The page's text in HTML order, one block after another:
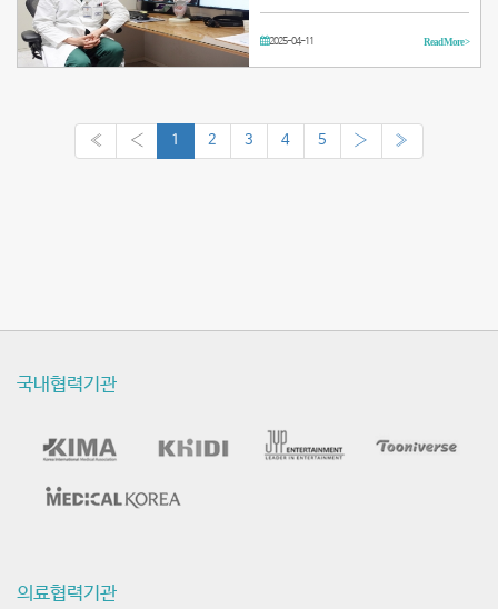
2025-04-11 Read More >
« ‹ 1 2 3 4 5 › »
국내협력기관
의료협력기관